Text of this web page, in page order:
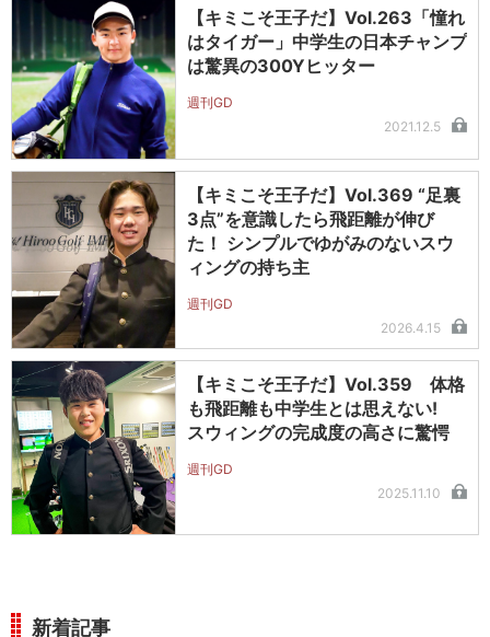
【キミこそ王子だ】Vol.263「憧れ
はタイガー」中学生の日本チャンプ
は驚異の300Yヒッター
週刊GD
2021.12.5
【キミこそ王子だ】Vol.369 “足裏
3点”を意識したら飛距離が伸び
た！ シンプルでゆがみのないスウ
ィングの持ち主
週刊GD
2026.4.15
【キミこそ王子だ】Vol.359 体格
も飛距離も中学生とは思えない!
スウィングの完成度の高さに驚愕
週刊GD
2025.11.10
新着記事